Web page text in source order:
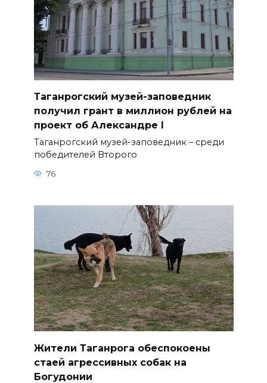
Таганрогский музей-заповедник
получил грант в миллион рублей на
проект об Александре I
Таганрогский музей-заповедник – среди
победителей Второго
76
Жители Таганрога обеспокоены
стаей агрессивных собак на
Богудонии